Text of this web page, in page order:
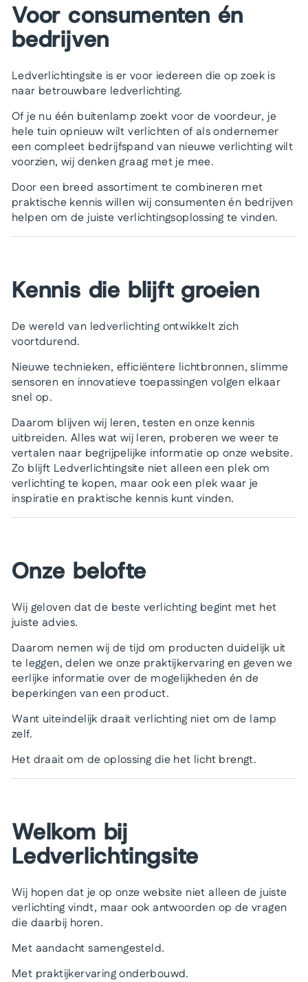
Voor consumenten én
bedrijven
Ledverlichtingsite is er voor iedereen die op zoek is
naar betrouwbare ledverlichting.
Of je nu één buitenlamp zoekt voor de voordeur, je
hele tuin opnieuw wilt verlichten of als ondernemer
een compleet bedrijfspand van nieuwe verlichting wilt
voorzien, wij denken graag met je mee.
Door een breed assortiment te combineren met
praktische kennis willen wij consumenten én bedrijven
helpen om de juiste verlichtingsoplossing te vinden.
Kennis die blijft groeien
De wereld van ledverlichting ontwikkelt zich
voortdurend.
Nieuwe technieken, efficiëntere lichtbronnen, slimme
sensoren en innovatieve toepassingen volgen elkaar
snel op.
Daarom blijven wij leren, testen en onze kennis
uitbreiden. Alles wat wij leren, proberen we weer te
vertalen naar begrijpelijke informatie op onze website.
Zo blijft Ledverlichtingsite niet alleen een plek om
verlichting te kopen, maar ook een plek waar je
inspiratie en praktische kennis kunt vinden.
Onze belofte
Wij geloven dat de beste verlichting begint met het
juiste advies.
Daarom nemen wij de tijd om producten duidelijk uit
te leggen, delen we onze praktijkervaring en geven we
eerlijke informatie over de mogelijkheden én de
beperkingen van een product.
Want uiteindelijk draait verlichting niet om de lamp
zelf.
Het draait om de oplossing die het licht brengt.
Welkom bij
Ledverlichtingsite
Wij hopen dat je op onze website niet alleen de juiste
verlichting vindt, maar ook antwoorden op de vragen
die daarbij horen.
Met aandacht samengesteld.
Met praktijkervaring onderbouwd.